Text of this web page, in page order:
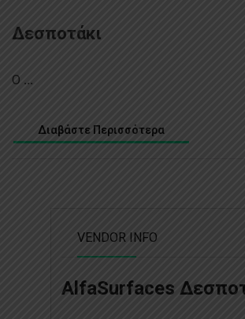
Δεσποτάκι
Ο ...
Διαβάστε Περισσότερα
VENDOR INFO
AlfaSurfaces